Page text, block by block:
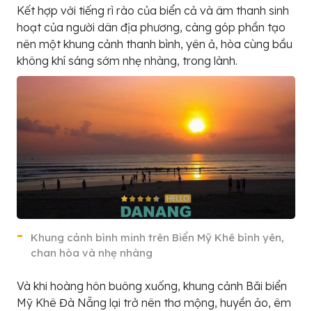
Kết hợp với tiếng rì rào của biển cả và âm thanh sinh
hoạt của người dân địa phương, càng góp phần tạo
nên một khung cảnh thanh bình, yên ả, hòa cùng bầu
không khí sáng sớm nhẹ nhàng, trong lành.
Khung cảnh bình minh trên Biển Mỹ Khê bình yên,
chan hòa và nhẹ nhàng
Và khi hoàng hôn buông xuống, khung cảnh Bãi biển
Mỹ Khê Đà Nẵng lại trở nên thơ mộng, huyền ảo, êm